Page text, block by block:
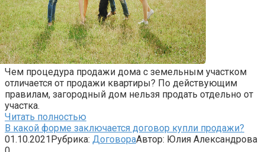
Чем процедура продажи дома с земельным участком
отличается от продажи квартиры? По действующим
правилам, загородный дом нельзя продать отдельно от
участка.
Читать полностью
В какой форме заключается договор купли продажи?
01.10.2021Рубрика: ДоговораАвтор: Юлия Александрова